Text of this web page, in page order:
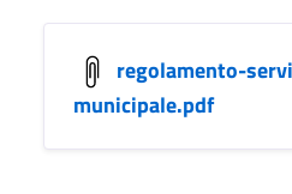
regolamento-
municipale.pdf